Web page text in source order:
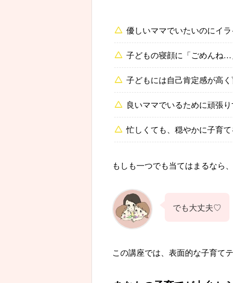
優しいママでいたいのにイ
子どもの寝顔に「ごめんね
子どもには自己肯定感が高
良いママでいるために頑張
忙しくても、穏やかに子育
もしも一つでも当てはまるなら
でも大丈夫♡
この講座では、表面的な子育て